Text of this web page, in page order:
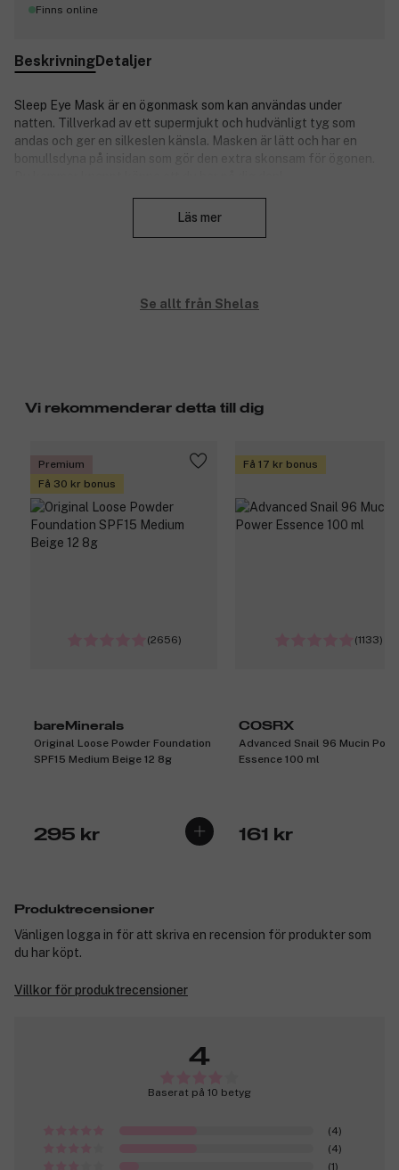
Finns online
BeskrivningDetaljer
Sleep Eye Mask är en ögonmask som kan användas under
natten. Tillverkad av ett supermjukt och hudvänligt tyg som
andas och ger en silkeslen känsla. Masken är lätt och har en
bomullsdyna på insidan som gör den extra skonsam för ögonen.
3223035
Läs mer
Se allt från Shelas
Vi rekommenderar detta till dig
Premium
Få 30 kr bonus
(2656)
bareMinerals
Original Loose Powder Foundation
SPF15 Medium Beige 12 8g
295 kr
Få 17 kr bonus
(1133)
COSRX
Advanced Snail 96 Mucin
Essence 100 ml
161 kr
Produktrecensioner
Vänligen logga in för att skriva en recension för produkter som
du har köpt.
Villkor för produktrecensioner
4
Baserat på 10 betyg
(4)
(4)
(1)